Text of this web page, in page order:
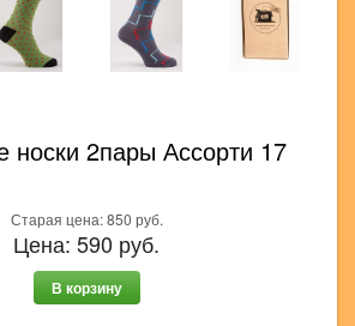
носки 2пары Ассорти 17
Старая цена:850 руб.
Цена: 590 руб.
В корзину